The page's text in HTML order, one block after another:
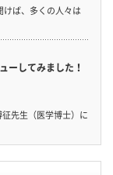
けば、多くの人々は
ーしてみました！
先生（医学博士）に